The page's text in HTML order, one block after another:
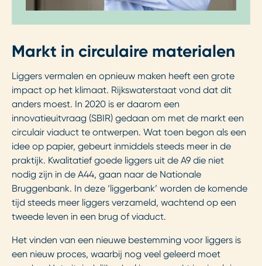
Markt in circulaire materialen
Liggers vermalen en opnieuw maken heeft een grote
impact op het klimaat. Rijkswaterstaat vond dat dit
anders moest. In 2020 is er daarom een
innovatieuitvraag (SBIR) gedaan om met de markt een
circulair viaduct te ontwerpen. Wat toen begon als een
idee op papier, gebeurt inmiddels steeds meer in de
praktijk. Kwalitatief goede liggers uit de A9 die niet
nodig zijn in de A44, gaan naar de Nationale
Bruggenbank. In deze ‘liggerbank’ worden de komende
tijd steeds meer liggers verzameld, wachtend op een
tweede leven in een brug of viaduct.
Het vinden van een nieuwe bestemming voor liggers is
een nieuw proces, waarbij nog veel geleerd moet